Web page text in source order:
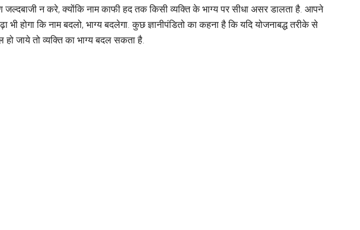
न करे, क्योंकि नाम काफी हद तक किसी व्यक्ति के भाग्य पर सीधा असर डालता है. आपने
भी होगा कि नाम बदलो, भाग्य बदलेगा. कुछ ज्ञानीपंडितो का कहना है कि यदि योजनाबद्ध तरीके से
जाये तो व्यक्ति का भाग्य बदल सकता है.